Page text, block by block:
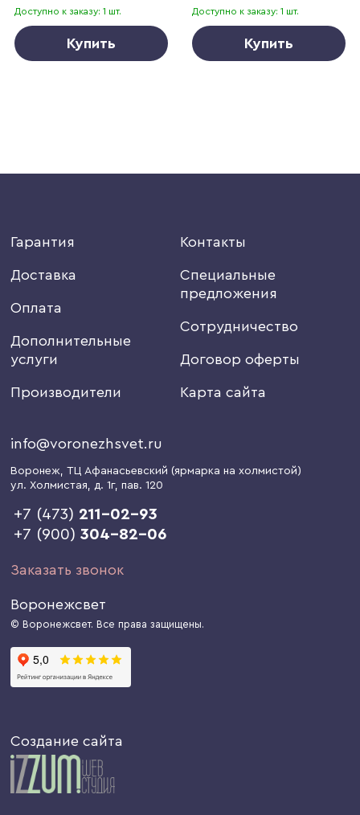
Доступно к заказу: 1 шт.
Купить
Доступно к заказу: 1 шт.
Купить
Гарантия
Доставка
Оплата
Дополнительные
услуги
Производители
Контакты
Специальные
предложения
Сотрудничество
Договор оферты
Карта сайта
info@voronezhsvet.ru
Воронеж, ТЦ Афанасьевский (ярмарка на холмистой)
ул. Холмистая, д. 1г, пав. 120
+7 (473) 211-02-93
+7 (900)304-82-06
Заказать звонок
Воронежсвет
© Воронежсвет. Все права защищены.
Создание сайта